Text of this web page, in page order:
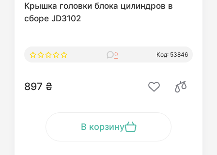
Крышка головки блока цилиндров в
сборе JD3102
0 Код: 53846
897 ₴
В корзину